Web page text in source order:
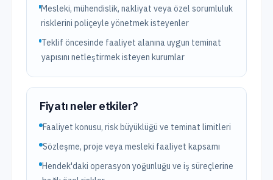
Mesleki, mühendislik, nakliyat veya özel sorumluluk
risklerini poliçeyle yönetmek isteyenler
Teklif öncesinde faaliyet alanına uygun teminat
yapısını netleştirmek isteyen kurumlar
Fiyatı neler etkiler?
Faaliyet konusu, risk büyüklüğü ve teminat limitleri
Sözleşme, proje veya mesleki faaliyet kapsamı
Hendek'daki operasyon yoğunluğu ve iş süreçlerine